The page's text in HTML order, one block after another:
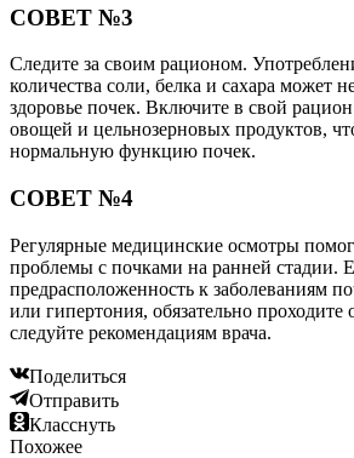
СОВЕТ №3
Следите за своим рационом.
количества соли, белка и сахара может
здоровье почек. Включите в свой
овощей и цельнозерновых продуктов,
нормальную функцию почек.
СОВЕТ №4
Регулярные медицинские осмотры
проблемы с почками на ранней стадии.
предрасположенность к заболеваниям
или гипертония, обязательно проходите
следуйте рекомендациям врача.
Поделиться
Отправить
Класснуть
Похожее